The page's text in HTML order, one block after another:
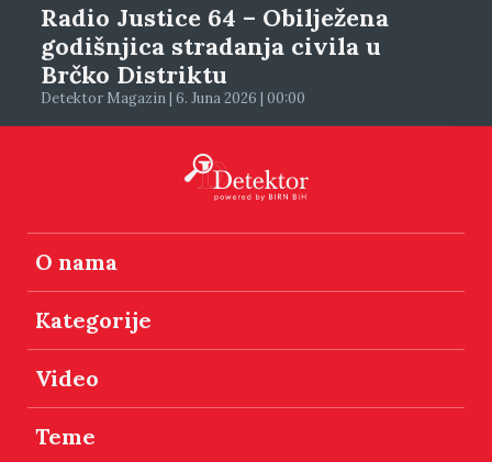
Radio Justice 64 – Obilježena
godišnjica stradanja civila u
Brčko Distriktu
Detektor Magazin | 6. Juna 2026 | 00:00
O nama
Kategorije
Video
Teme